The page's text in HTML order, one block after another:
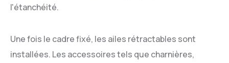
l'étanchéité.
Une fois le cadre fixé, les ailes rétractables sont
installées. Les accessoires tels que charnières,